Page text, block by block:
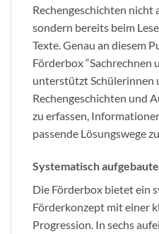
Rechengeschichten nicht
sondern bereits beim
Texte. Genau an diesem
Förderbox “Sachrechnen
unterstützt Schülerinnen
Rechengeschichten und
zu erfassen,
passende Lösungswege
Systematisch
Die Förderbox bietet ein
Förderkonzept mit einer
Progression. In sechs